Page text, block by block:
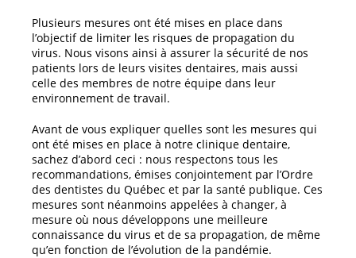
Plusieurs mesures ont été mises en place dans
l’objectif de limiter les risques de propagation du
virus. Nous visons ainsi à assurer la sécurité de nos
patients lors de leurs visites dentaires, mais aussi
celle des membres de notre équipe dans leur
environnement de travail.
Avant de vous expliquer quelles sont les mesures qui
ont été mises en place à notre clinique dentaire,
sachez d’abord ceci : nous respectons tous les
recommandations, émises conjointement par l’Ordre
des dentistes du Québec et par la santé publique. Ces
mesures sont néanmoins appelées à changer, à
mesure où nous développons une meilleure
connaissance du virus et de sa propagation, de même
qu’en fonction de l’évolution de la pandémie.